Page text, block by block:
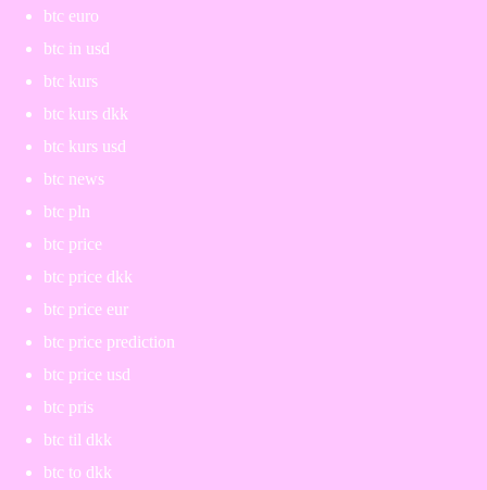
btc euro
btc in usd
btc kurs
btc kurs dkk
btc kurs usd
btc news
btc pln
btc price
btc price dkk
btc price eur
btc price prediction
btc price usd
btc pris
btc til dkk
btc to dkk